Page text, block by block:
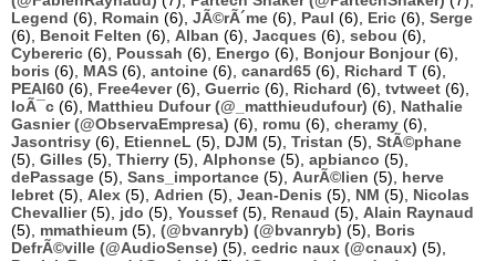
Legend (6), Romain (6), JÃ©rÃ´me (6), Paul (6), Eric (6), Serge
(6), Benoit Felten (6), Alban (6), Jacques (6), sebou (6),
Cybereric (6), Poussah (6), Energo (6), Bonjour Bonjour(6),
boris (6), MAS (6), antoine (6), canard65 (6), Richard T (6),
PEAI60 (6), Free4ever(6), Guerric (6), Richard (6), tvtweet (6),
loÃ¯c (6), Matthieu Dufour (@_matthieudufour) (6), Nathalie
Gasnier (@ObservaEmpresa) (6), romu (6), cheramy (6),
Jasontrisy (6), EtienneL (5), DJM (5), Tristan (5), StÃ©phane
(5), Gilles (5), Thierry (5), Alphonse (5), apbianco (5),
dePassage (5), Sans_importance (5), AurÃ©lien (5), herve
lebret (5), Alex (5), Adrien (5), Jean-Denis (5), NM (5), Nicolas
Chevallier(5), jdo (5), Youssef (5), Renaud (5), Alain Raynaud
(5), mmathieum (5), (@bvanryb) (@bvanryb) (5), Boris
DefrÃ©ville (@AudioSense) (5), cedric naux (@cnaux) (5),